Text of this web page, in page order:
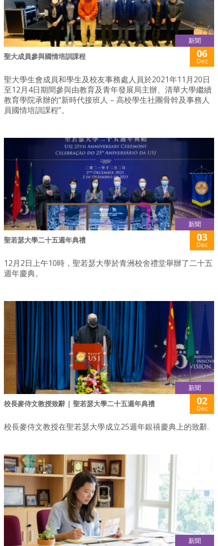
新聞
聖大成員參與國情培訓課程 06
Dec
聖大學生會成員和學生及校友事務處人員於2021年11月20日
至12月4日期間參與由教育及青年發展局主辦、清華大學繼續
教育學院承辦的“新時代接班人 – 高校學生社團骨幹及事務人
員國情培訓課程”。
新聞
聖若瑟大學二十五週年典禮 03
Dec
12月2日上午10時，聖若瑟大學於青洲校舍禮堂舉辦了二十五
週年慶典。
新聞
校長麥侍文教授致辭 | 聖若瑟大學二十五週年典禮 02
Dec
校長麥侍文教授在聖若瑟大學成立25週年銀禧慶典上的致辭.
新聞